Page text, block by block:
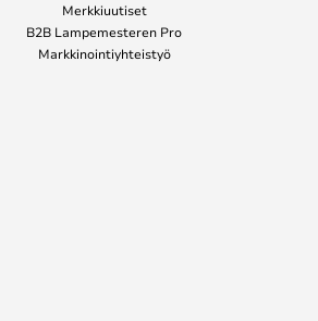
Merkkiuutiset
B2B Lampemesteren Pro
Markkinointiyhteistyö